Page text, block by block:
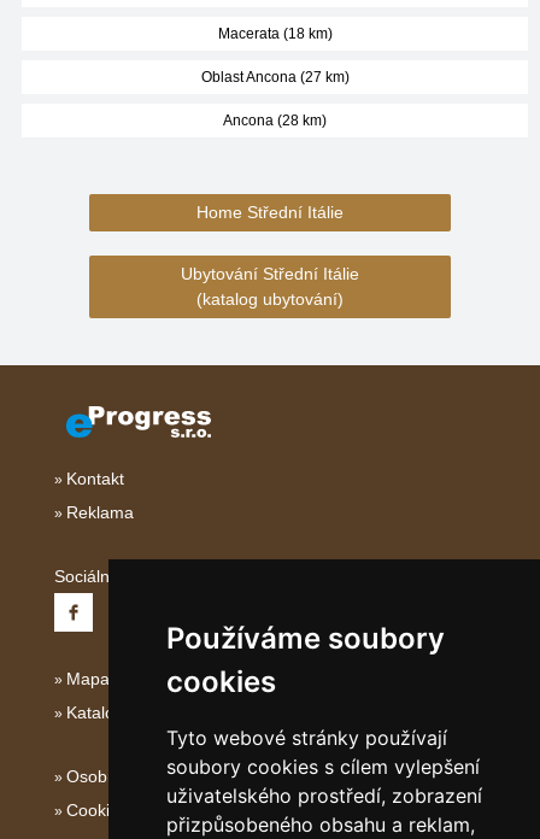
Používáme soubory
cookies
Tyto webové stránky používají
soubory cookies s cílem vylepšení
uživatelského prostředí, zobrazení
přizpůsobeného obsahu a reklam,
Macerata (18 km)
Oblast Ancona (27 km)
Ancona (28 km)
Home Střední Itálie
Ubytování Střední Itálie
(katalog ubytování)
Kontakt
Reklama
Sociální sítě:
Mapa serveru Střední Itálie
Katalog ubytování
Osobní údaje
Cookies